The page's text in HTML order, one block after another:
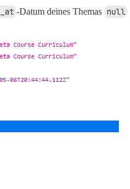
-Datum deines Themas null